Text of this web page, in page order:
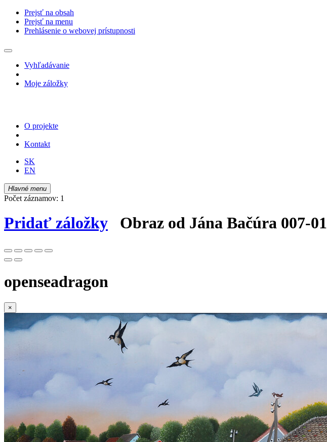
Prejsť na obsah
Prejsť na menu
Prehlásenie o webovej prístupnosti
Vyhľadávanie
Moje záložky
O projekte
Kontakt
SK
EN
Hlavné menu
Počet záznamov: 1
Pridať záložky Obraz od Jána Bačúra 007-01
openseadragon
×